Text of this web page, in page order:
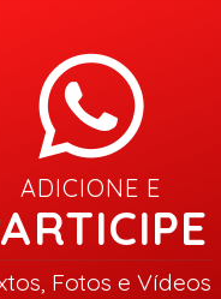
ADICIONE E
Fotos e Vídeos